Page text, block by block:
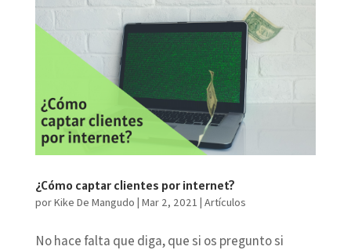
¿Cómo captar clientes por internet?
porKike De Mangudo Mar 2, 2021 Artículos
No hace falta que diga, que si os pregunto si